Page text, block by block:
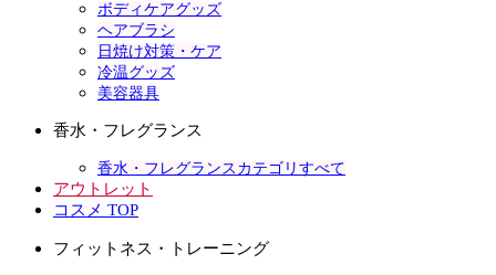
ボディケアグッズ
ヘアブラシ
日焼け対策・ケア
冷温グッズ
美容器具
香水・フレグランス
香水・フレグランスカテゴリすべて
アウトレット
コスメ TOP
フィットネス・トレーニング